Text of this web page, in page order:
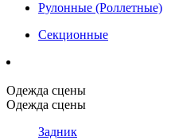
Рулонные (Роллетные)
Секционные
Одежда сцены
Одежда сцены
Задник